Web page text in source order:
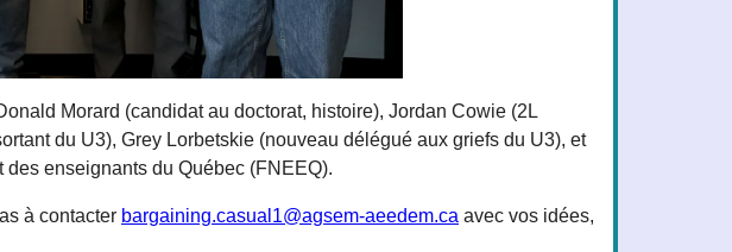
Morard (candidat au doctorat, histoire), Jordan Cowie (2L
du U3), Grey Lorbetskie (nouveau délégué aux griefs du U3), et
enseignants du Québec (FNEEQ).
à contacter bargaining.casual1@agsem-aeedem.ca avec vos idées,